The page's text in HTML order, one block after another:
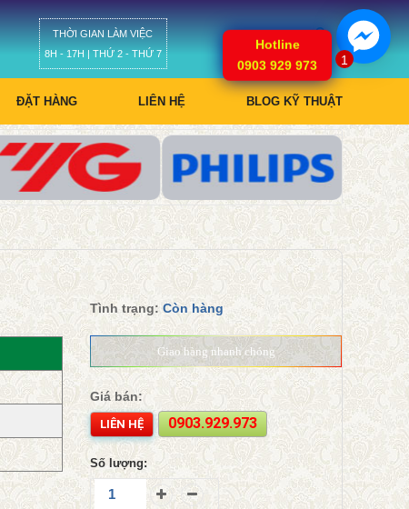
THỜI GIAN LÀM VIỆC
8H - 17H | THỨ 2 - THỨ 7
Giỏ hàng
ĐẶT HÀNG LIÊN HỆ BLOG KỸ THUẬT
Tình trạng:Còn hàng
Giao hàng nhanh chóng
Giá bán:
LIÊN HỆ 0903.929.973
Số lượng:
1
Hotline
0903 929 973